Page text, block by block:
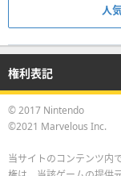
人
権利表記
© 2017 Nintendo
©2021 Marvelous Inc.
当サイトのコンテンツ内